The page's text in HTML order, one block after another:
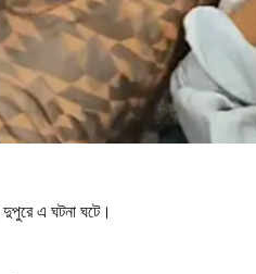
এ ঘটনা ঘটে।